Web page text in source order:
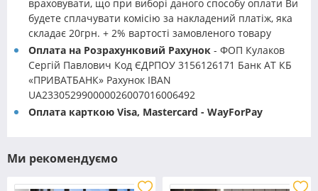
враховувати, що при виборі даного способу оплати Ви
будете сплачувати комісію за накладений платіж, яка
складає 20грн. + 2% вартості замовленого товару
Оплата на Розрахунковий Рахунок - ФОП Кулаков
Сергій Павлович Код ЄДРПОУ 3156126171 Банк АТ КБ
«ПРИВАТБАНК» Рахунок IBAN
UA233052990000026007016006492
Оплата карткою Visa, Mastercard - WayForPay
Ми рекомендуємо